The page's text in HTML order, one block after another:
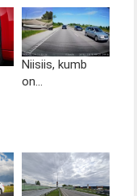
Niisiis, kumb
on...